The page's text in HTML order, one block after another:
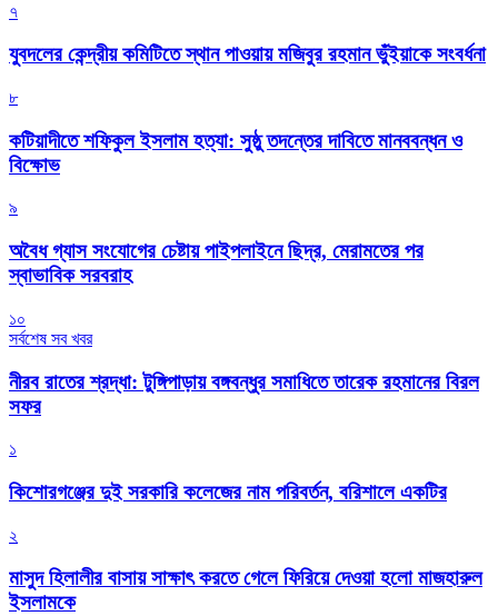
৭
যুবদলের কেন্দ্রীয় কমিটিতে স্থান পাওয়ায় মজিবুর রহমান ভুঁইয়াকে সংবর্ধনা
৮
কটিয়াদীতে শফিকুল ইসলাম হত্যা: সুষ্ঠু তদন্তের দাবিতে মানববন্ধন ও
বিক্ষোভ
৯
অবৈধ গ্যাস সংযোগের চেষ্টায় পাইপলাইনে ছিদ্র, মেরামতের পর
স্বাভাবিক সরবরাহ
১০
সর্বশেষ সব খবর
নীরব রাতের শ্রদ্ধা: টুঙ্গিপাড়ায় বঙ্গবন্ধুর সমাধিতে তারেক রহমানের বিরল
সফর
১
কিশোরগঞ্জের দুই সরকারি কলেজের নাম পরিবর্তন, বরিশালে একটির
২
মাসুদ হিলালীর বাসায় সাক্ষাৎ করতে গেলে ফিরিয়ে দেওয়া হলো মাজহারুল
ইসলামকে